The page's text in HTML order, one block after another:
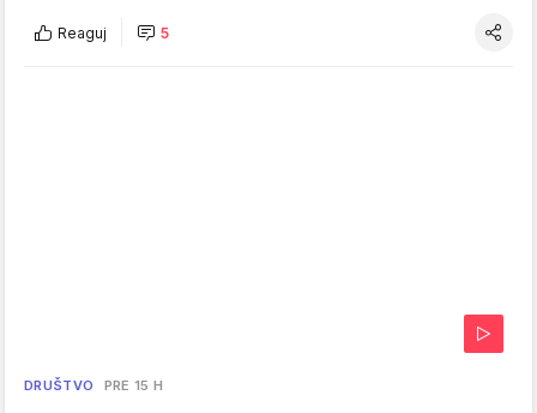
Reaguj 5
DRUŠTVO PRE 15 H